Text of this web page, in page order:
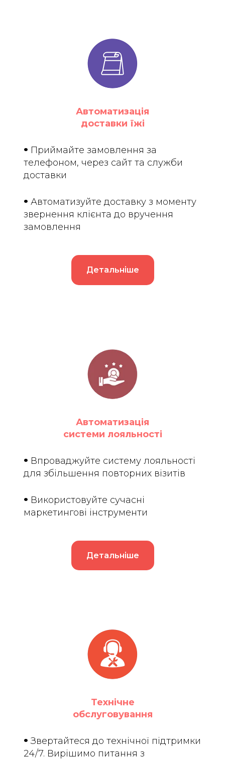
Автоматизація
доставки їжі
• Приймайте замовлення за
телефоном, через сайт та служби
доставки
• Автоматизуйте доставку з моменту
звернення клієнта до вручення
замовлення
Детальніше
Автоматизація
системи лояльності
• Впроваджуйте систему лояльності
для збільшення повторних візитів
• Використовуйте сучасні
маркетингові інструменти
Детальніше
Технічне
обслуговування
• Звертайтеся до технічної підтримки
24/7. Вирішимо питання з